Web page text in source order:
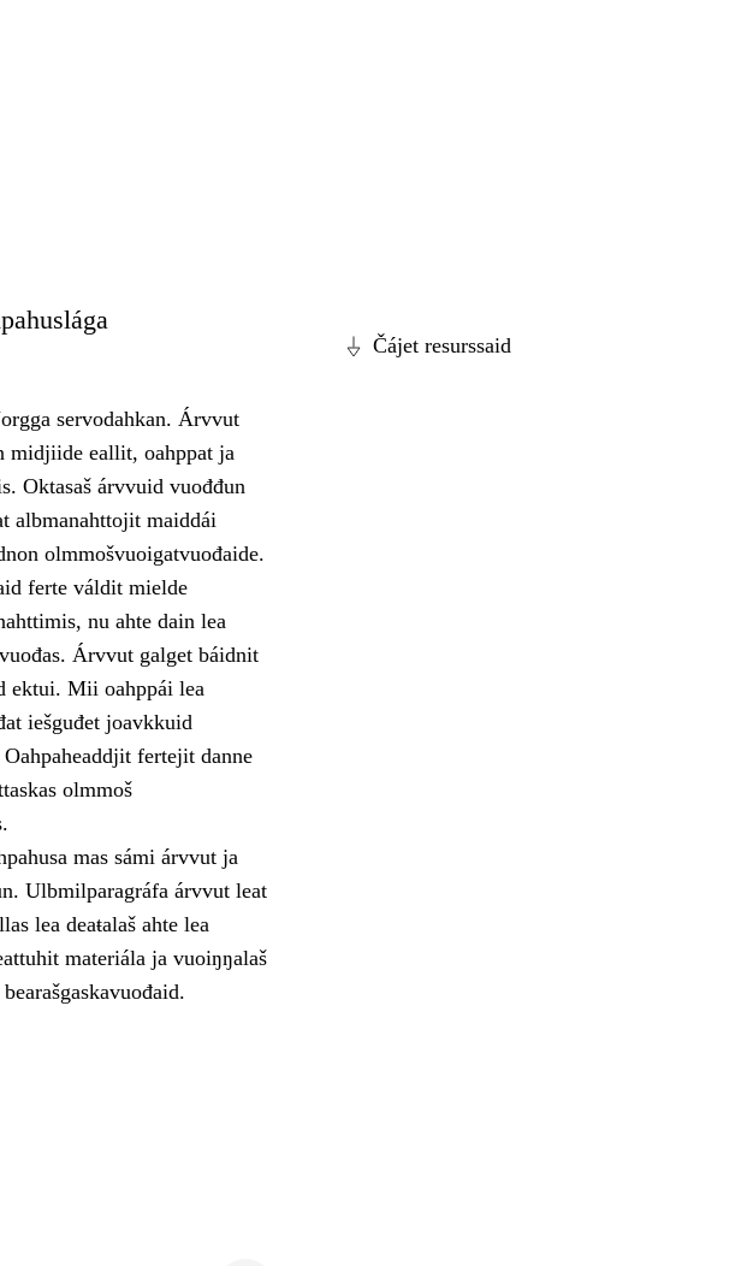
Čájet resurssaid
servodahkan. Árvvut
midjiide eallit, oahppat ja
Oktasaš árvvuid vuođđun
albmanahttojit maiddái
olmmošvuoigatvuođaide.
ferte váldit mielde
nu ahte dain lea
Árvvut galget báidnit
ektui. Mii oahppái lea
iešguđet joavkkuid
fertejit danne
olmmoš
mas sámi árvvut ja
Ulbmilparagráfa árvvut leat
lea deaŧalaš ahte lea
materiála ja vuoiŋŋalaš